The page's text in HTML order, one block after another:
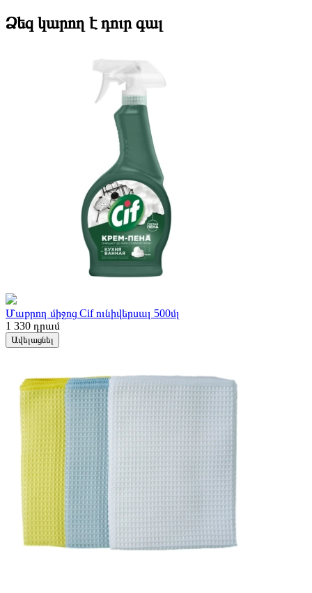
Ձեզ կարող է դուր գալ
Մաքրող միջոց Cif ունիվերսալ 500մլ
1 330 դրամ
Ավելացնել